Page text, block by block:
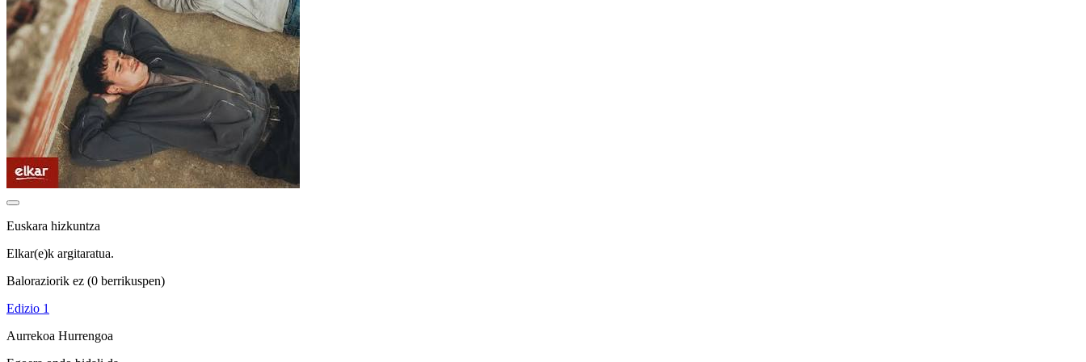
Euskara hizkuntza
Elkar(e)k argitaratua.
Baloraziorik ez (0 berrikuspen)
Edizio 1
Aurrekoa Hurrengoa